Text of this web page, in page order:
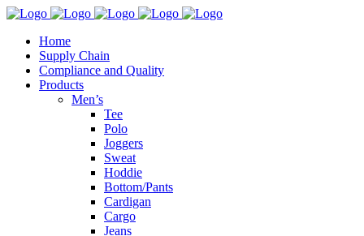
Home
Supply Chain
Compliance and Quality
Products
Men’s
Tee
Polo
Joggers
Sweat
Hoddie
Bottom/Pants
Cardigan
Cargo
Jeans